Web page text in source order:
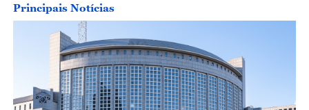
e
o
Principais Notícias